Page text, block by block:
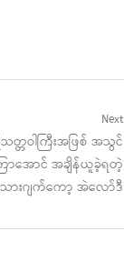
Next
ဝါကြီးအဖြစ် အသွင်
ြာအောင် အချိန်ယူခဲ့ရတဲ့
သားဂျက်ကော့ အဲလော်ဒီ